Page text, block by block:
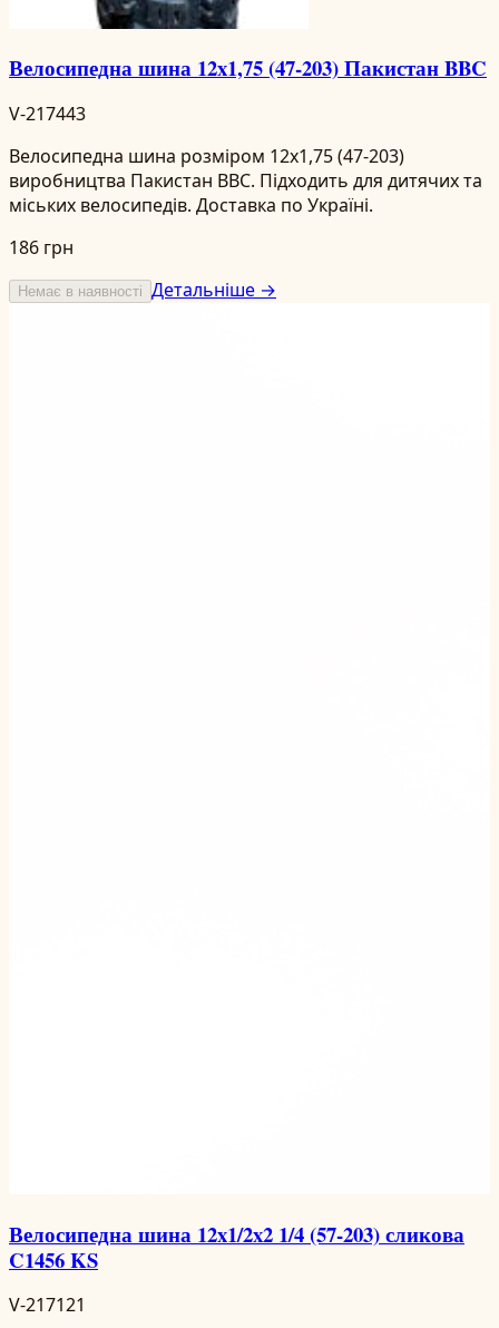
Велосипедна шина 12x1,75 (47-203) Пакистан BBC
V-217443
Велосипедна шина розміром 12x1,75 (47-203)
виробництва Пакистан BBC. Підходить для дитячих та
міських велосипедів. Доставка по Україні.
186 грн
Немає в наявності Детальніше →
Велосипедна шина 12x1/2x2 1/4 (57-203) сликова
C1456 KS
V-217121